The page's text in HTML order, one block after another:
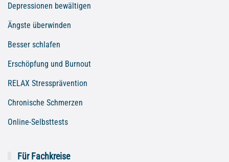
Depressionen bewältigen
Ängste überwinden
Besser schlafen
Erschöpfung und Burnout
RELAX Stressprävention
Chronische Schmerzen
Online-Selbsttests
Für Fachkreise